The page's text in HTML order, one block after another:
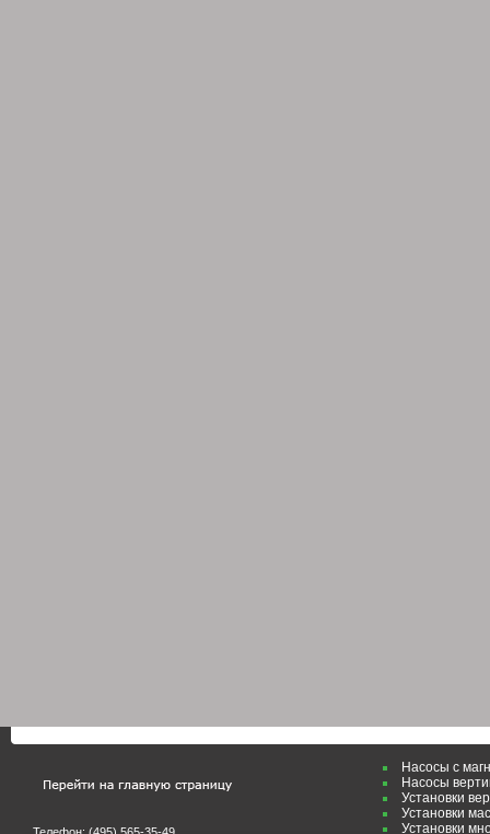
Насосы с
Насосы
Установки
Установки
Установки